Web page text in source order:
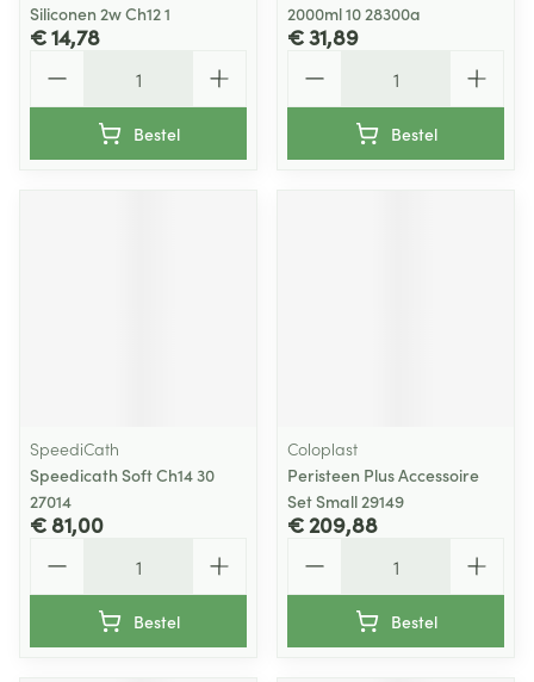
Siliconen 2w Ch12 1
€ 14,78
Bestel
2000ml 10 28300a
€ 31,89
Bestel
SpeediCath
Speedicath Soft Ch14 30
27014
€ 81,00
Bestel
Coloplast
Peristeen Plus Accessoire
Set Small 29149
€ 209,88
Bestel